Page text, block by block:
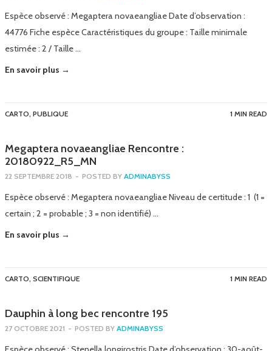
Espèce observé : Megaptera novaeangliae Date d’observation :
44776 Fiche espèce Caractéristiques du groupe : Taille minimale
estimée : 2 / Taille …
En savoir plus →
CARTO, PUBLIQUE 1 MIN READ
Megaptera novaeangliae Rencontre :
20180922_R5_MN
22 SEPTEMBRE 2018 - POSTED BY ADMINABYSS
Espèce observé : Megaptera novaeangliae Niveau de certitude : 1 (1 =
certain ; 2 = probable ; 3 = non identifié) …
En savoir plus →
CARTO, SCIENTIFIQUE 1 MIN READ
Dauphin à long bec rencontre 195
27 OCTOBRE 2021 - POSTED BY ADMINABYSS